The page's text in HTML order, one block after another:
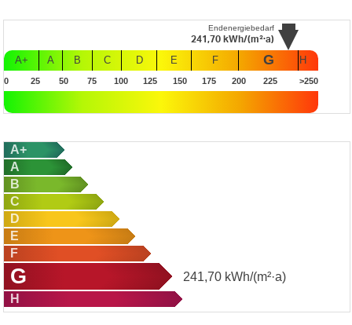
Endenergiebedarf
241,70 kWh/(m²·a)
A+ A B C D E F G H
0 25 50 75 100 125 150 175 200 225 >250
A+
A
B
C
D
E
F
G 241,70 kWh/(m²·a)
H